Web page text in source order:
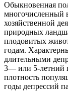
Обыкновенная
многочисленный
хозяйственной
природных
плодовитых
годам.
длительными
3— или 5-летний
плотность
годы депрессий